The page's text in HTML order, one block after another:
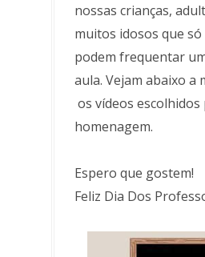
nossas crianças,
muitos idosos que
podem frequentar
aula. Vejam abaixo a
os vídeos escolhidos
homenagem.
Espero que gostem!
Feliz Dia Dos